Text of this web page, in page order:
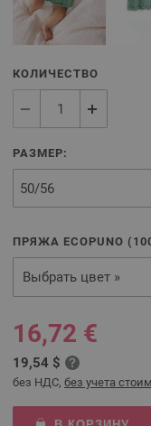
КОЛИЧЕСТВО
РАЗМЕР:
ПРЯЖА ECOPUNO (
Выбрать цвет »
16,72 €
19,54 $
без НДС, без учета